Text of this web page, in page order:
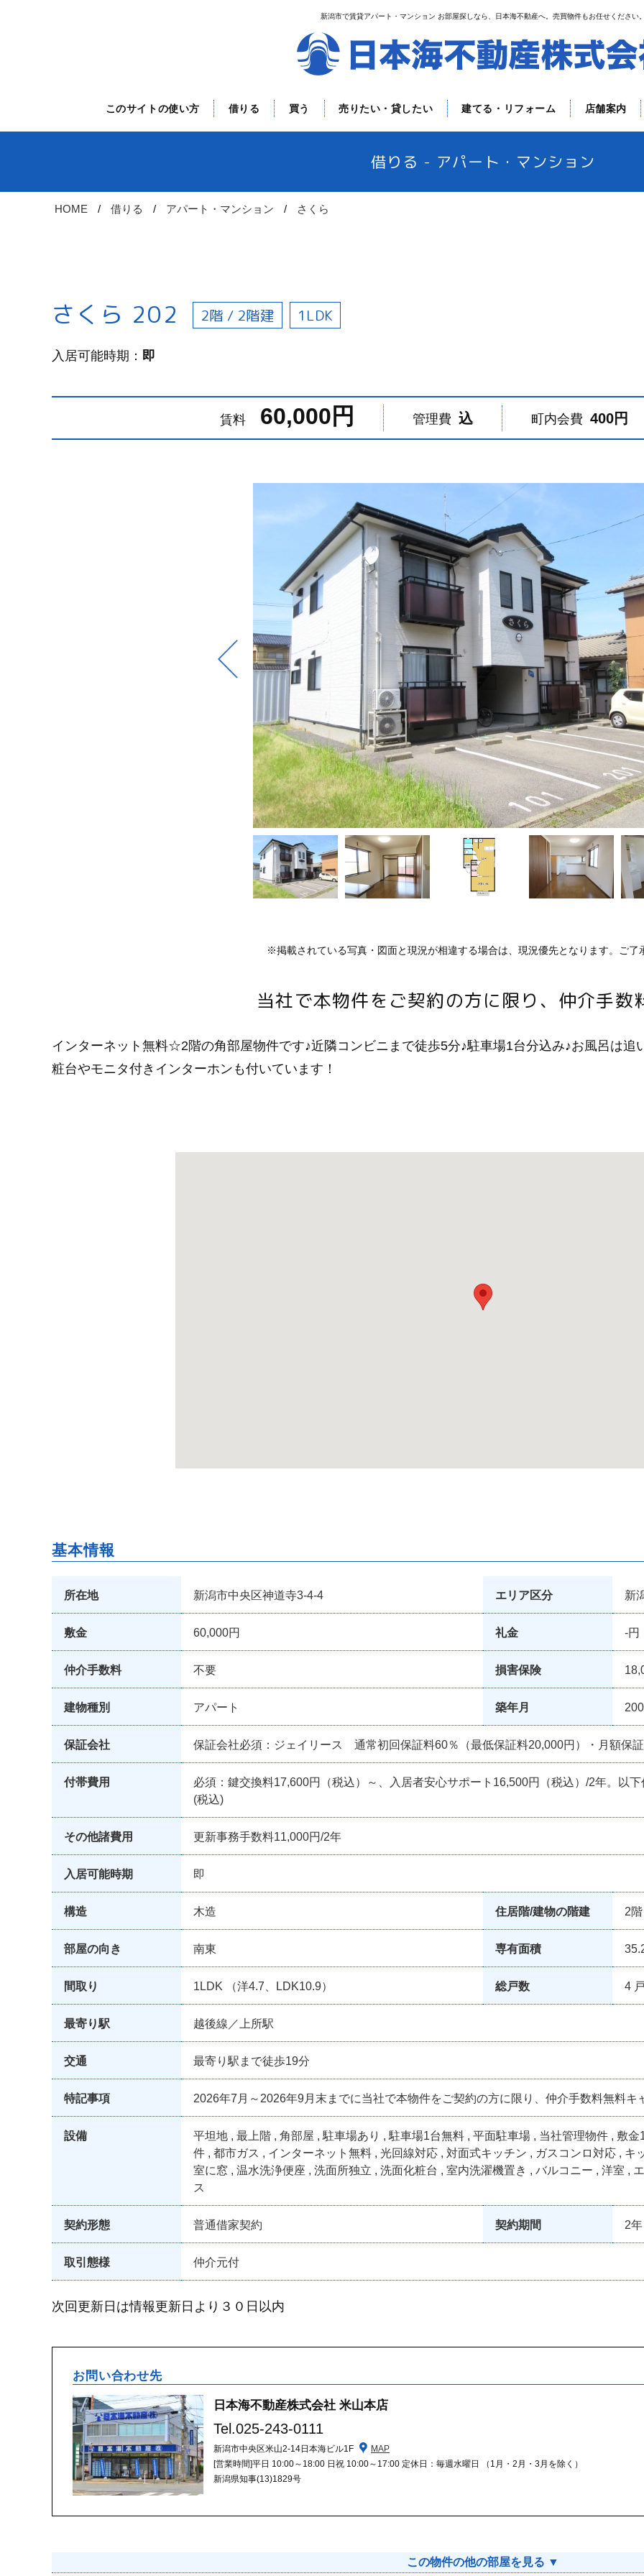
新潟市で賃貸アパート・マンション お部屋探しなら、日本海不動産へ。売買物件もお任せください。
このサイトの使い方 借りる 買う 売りたい・貸したい 建てる・リフォーム 店舗案内
借りる - アパート・マンション
HOME 借りる アパート・マンション さくら
さくら 202 2階 / 2階建 1LDK
入居可能時期： 即
賃料 60,000円 管理費 込 町内会費 400円
※掲載されている写真・図面と現況が相違する場合は、現況優先となります。ご了
当社で本物件をご契約の方に限り、仲介手
インターネット無料☆2階の角部屋物件です♪近隣コンビニまで徒歩5分♪駐車場1台分込み♪お風呂は
粧台やモニタ付きインターホンも付いています！
基本情報
所在地 新潟市中央区神道寺3-4-4 エリア区分 新
敷金 60,000円 礼金 -円
仲介手数料 不要 損害保険
建物種別 アパート 築年月
保証会社 保証会社必須：ジェイリース 通常初回保証料60％（最低保証料20,000円）・月額保証
付帯費用
必須：鍵交換料17,600円（税込）～、入居者安心サポート16,500円（税込）/2年。以
(税込)
その他諸費用 更新事務手数料11,000円/2年
入居可能時期 即
構造 木造 住居階/建物の階建 2
部屋の向き 南東 専有面積
間取り 1LDK （洋4.7、LDK10.9） 総戸数 4 戸
最寄り駅 越後線／上所駅
交通 最寄り駅まで徒歩19分
特記事項 2026年7月～2026年9月末までに当社で本物件をご契約の方に限り、仲介手数料無料
設備
平坦地 , 最上階 , 角部屋 , 駐車場あり , 駐車場1台無料 , 平面駐車場 , 当社管理物件 , 敷
件 , 都市ガス , インターネット無料 , 光回線対応 , 対面式キッチン , ガスコンロ対応 ,
室に窓 , 温水洗浄便座 , 洗面所独立 , 洗面化粧台 , 室内洗濯機置き , バルコニー , 洋室 ,
ス
契約形態 普通借家契約 契約期間 2年
取引態様 仲介元付
次回更新日は情報更新日より３０日以内
お問い合わせ先
日本海不動産株式会社 米山本店
Tel.025-243-0111
新潟市中央区米山2-14日本海ビル1F
MAP
[営業時間]平日 10:00～18:00 日祝 10:00～17:00 定休日：毎週水曜日 （1月・2月・3月を除く）
新潟県知事(13)1829号
この物件の他の部屋を見る ▼